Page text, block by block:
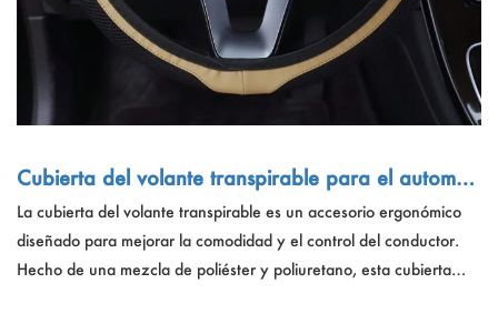
Cubierta del volante transpirable para el automóv
il
La cubierta del volante transpirable es un accesorio ergonómico
diseñado para mejorar la comodidad y el control del conductor.
Hecho de una mezcla de poliéster y poliuretano, esta cubierta